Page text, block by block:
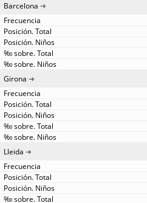
Barcelona
Girona
Lleida